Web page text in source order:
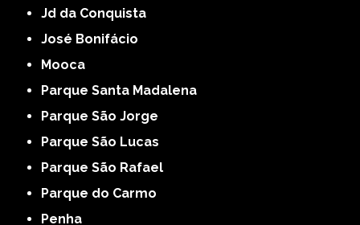
Jd da Conquista
José Bonifácio
Mooca
Parque Santa Madalena
Parque São Jorge
Parque São Lucas
Parque São Rafael
Parque do Carmo
Penha